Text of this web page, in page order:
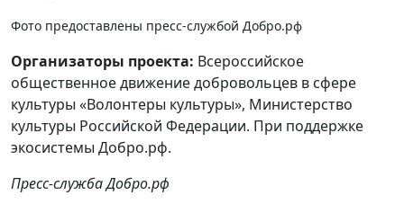
Фото предоставлены пресс-службой Добро.рф
Организаторы проекта: Всероссийское
общественное движение добровольцев в сфере
культуры «Волонтеры культуры», Министерство
культуры Российской Федерации. При поддержке
экосистемы Добро.рф.
Пресс-служба Добро.рф